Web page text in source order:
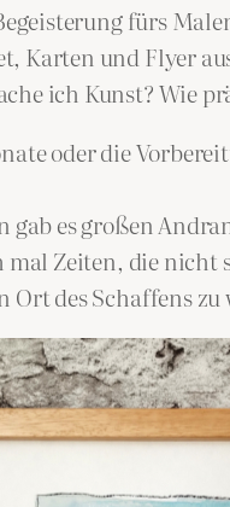
fürs
Karten und Flyer
ich Kunst? Wie
oder die
es großen
mal Zeiten, die
Ort des Schaffens